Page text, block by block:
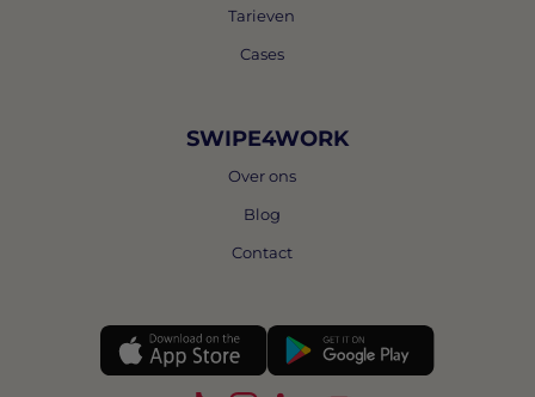
Tarieven
Cases
SWIPE4WORK
Over ons
Blog
Contact